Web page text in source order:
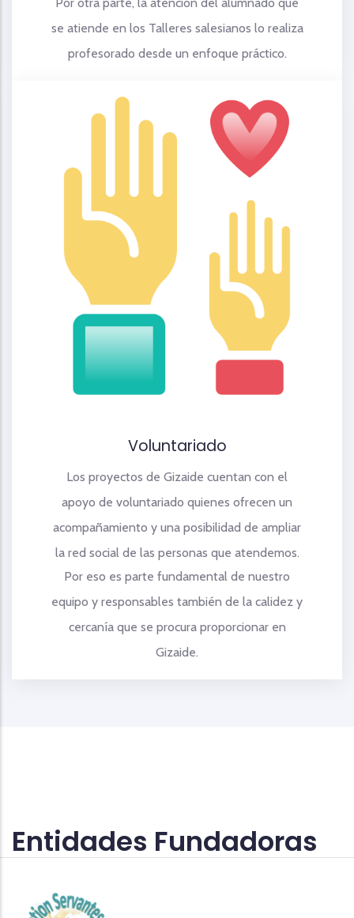
se atiende en los Talleres salesianos lo realiza
profesorado desde un enfoque práctico.
Voluntariado
Los proyectos de Gizaide cuentan con el
apoyo de voluntariado quienes ofrecen un
acompañamiento y una posibilidad de ampliar
la red social de las personas que atendemos.
Por eso es parte fundamental de nuestro
equipo y responsables también de la calidez y
cercanía que se procura proporcionar en
Gizaide.
Entidades Fundadoras